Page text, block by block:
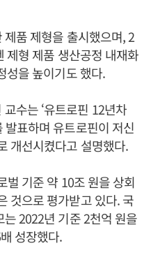
품 제형을 출시했으며, 2
제형 제품 생산공정 내재화
성을 높이기도 했다.
수는 ‘유트로핀 12년차
발표하며 유트로핀이 저신
개선시켰다고 설명했다.
벌 기준 약 10조 원을 상회
것으로 평가받고 있다. 국
2022년 기준 2천억 원을
성장했다.